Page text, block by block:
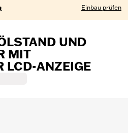
Einbau prüfen
UND
MIT
LCD-ANZEIGE